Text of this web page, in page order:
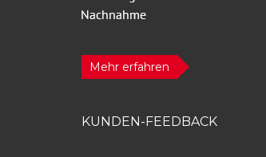
Mehr erfahren
KUNDEN-FEEDBACK